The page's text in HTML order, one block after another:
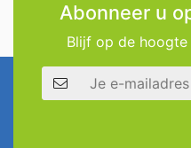
Abonneer u
Blijf op de
E-mailadres